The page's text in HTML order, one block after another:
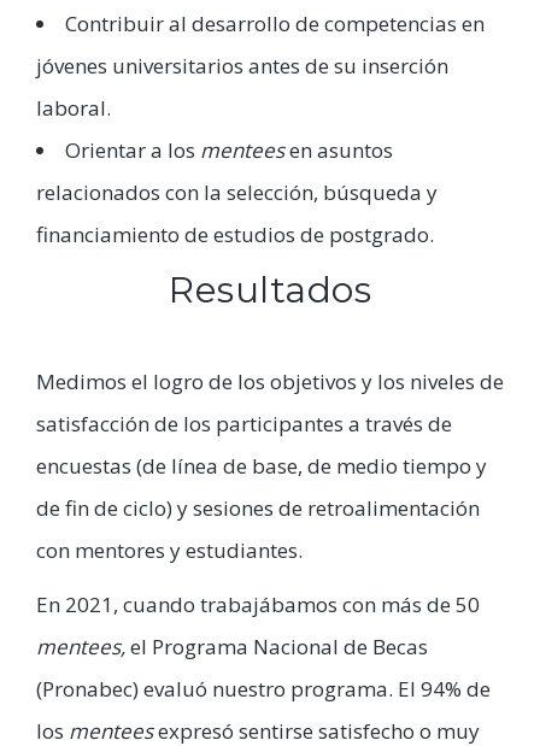
Contribuir al desarrollo de competencias en
jóvenes universitarios antes de su inserción
laboral.
Orientar a los menteesen asuntos
relacionados con la selección, búsqueda y
financiamiento de estudios de postgrado.
Resultados
Medimos el logro de los objetivos y los niveles de
satisfacción de los participantes a través de
encuestas (de línea de base, de medio tiempo y
de fin de ciclo) y sesiones de retroalimentación
con mentores y estudiantes.
En 2021, cuando trabajábamos con más de 50
mentees,el Programa Nacional de Becas
(Pronabec) evaluó nuestro programa. El 94% de
los menteesexpresó sentirse satisfecho o muy